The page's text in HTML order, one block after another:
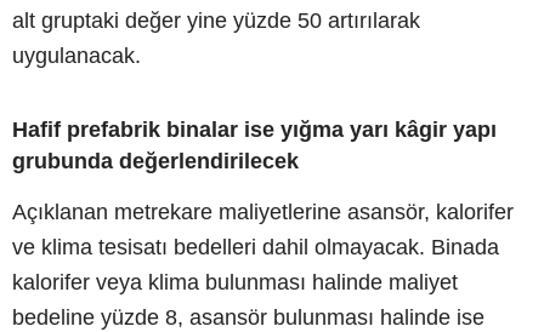
alt gruptaki değer yine yüzde 50 artırılarak
uygulanacak.
Hafif prefabrik binalar ise yığma yarı kâgir yapı
grubunda değerlendirilecek
Açıklanan metrekare maliyetlerine asansör, kalorifer
ve klima tesisatı bedelleri dahil olmayacak. Binada
kalorifer veya klima bulunması halinde maliyet
bedeline yüzde 8, asansör bulunması halinde ise